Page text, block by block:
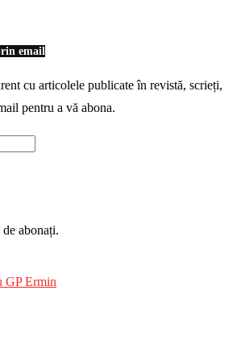
email
cu articolele publicate în revistă, scrieți,
pentru a vă abona.
abonați.
GP Ermin